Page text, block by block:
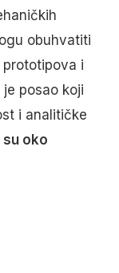
obuhvatiti
i
posao koji
i analitičke
su oko